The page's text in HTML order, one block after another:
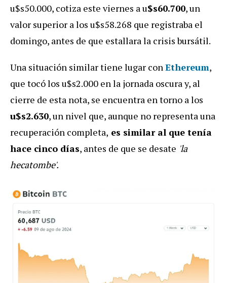
u$s50.000, cotiza este viernes a u$s60.700, un
valor superior a los u$s58.268 que registraba el
domingo, antes de que estallara la crisis bursátil.
Una situación similar tiene lugar conEthereum,
que tocó los u$s2.000 en la jornada oscura y, al
cierre de esta nota, se encuentra en torno a los
u$s2.630, un nivel que, aunque no representa una
recuperación completa, es similar al que tenía
hace cinco días, antes de que se desate 'la
hecatombe'.